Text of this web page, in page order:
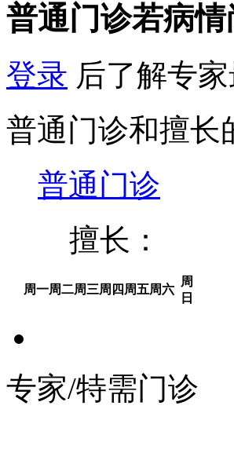
普通门诊若病
登录 后了解专
普通门诊和擅长
普通门诊
擅长：
周一周二周三周四 周五周六
周
日
专家/特需门诊